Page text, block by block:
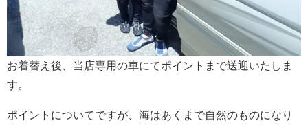
お着替え後、当店専用の車にてポイントまで送迎いたしま
す。
ポイントについてですが、海はあくまで自然のものになり